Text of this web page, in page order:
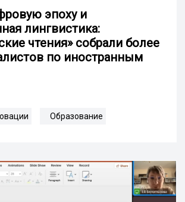
эпоху и
лингвистика:
чтения» собрали более
по иностранным
Образование